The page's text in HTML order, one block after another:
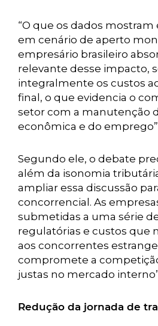
“O que os dados
em cenário de aperto
empresário brasileiro
relevante desse impacto,
integralmente os custos
final, o que evidencia o
setor com a manutenção
econômica e do
Segundo ele, o debate
além da isonomia
ampliar essa discussão
concorrencial. As
submetidas a uma série
regulatórias e custos que
aos concorrentes
compromete a
justas no mercado
Redução da jornada de